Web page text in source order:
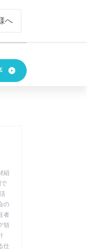
へ
紹
の
者
領
仕